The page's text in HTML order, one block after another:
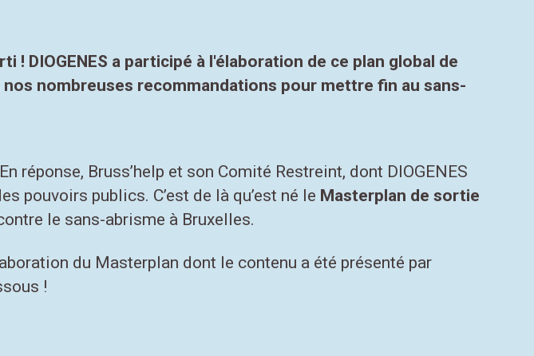
! DIOGENES a participé à l'élaboration de ce plan global de
nombreuses recommandations pour mettre fin au sans-
réponse, Bruss’help et son Comité Restreint, dont DIOGENES
pouvoirs publics. C’est de là qu’est né le Masterplan de sortie
le sans-abrisme à Bruxelles.
du Masterplan dont le contenu a été présenté par
!